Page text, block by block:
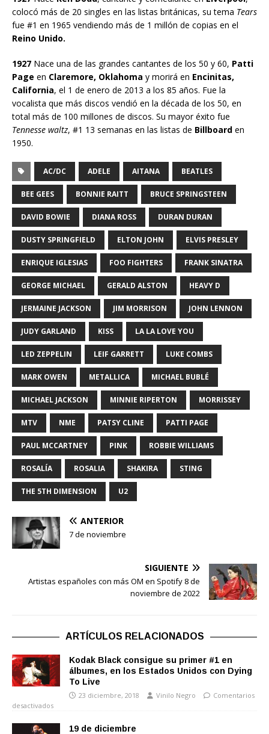
colocó más de 20 singles en las listas británicas, su tema Tears
fue #1 en 1965 vendiendo más de 1 millón de copias en el
Reino Unido.
1927 Nace una de las grandes cantantes de los 50 y 60, Patti
Page en Claremore, Oklahoma y morirá en Encinitas,
California, el 1 de enero de 2013 a los 85 años. Fue la
vocalista que más discos vendió en la década de los 50, en
total más de 100 millones de discos. Su mayor éxito fue
Tennesse waltz, #1 13 semanas en las listas de Billboard en
1950.
AC/DC ADELE AITANA BEATLES
BEE GEES BONNIE RAITT BRUCE SPRINGSTEEN
DAVID BOWIE DIANA ROSS DURAN DURAN
DUSTY SPRINGFIELD ELTON JOHN ELVIS PRESLEY
ENRIQUE IGLESIAS FOO FIGHTERS FRANK SINATRA
GEORGE MICHAEL GERALD ALSTON HEAVY D
JERMAINE JACKSON JIM MORRISON JOHN LENNON
JUDY GARLAND KISS LA LA LOVE YOU
LED ZEPPELIN LEIF GARRETT LUKE COMBS
MARK OWEN METALLICA MICHAEL BUBLÉ
MICHAEL JACKSON MINNIE RIPERTON MORRISSEY
MTV NME PATSY CLINE PATTI PAGE
PAUL MCCARTNEY PINK ROBBIE WILLIAMS
ROSALÍA ROSALIA SHAKIRA STING
THE 5TH DIMENSION U2
ANTERIOR
7 de noviembre
SIGUIENTE
Artistas españoles con más OM en Spotify 8 de
noviembre de 2022
ARTÍCULOS RELACIONADOS
Kodak Black consigue su primer #1 en
álbumes, en los Estados Unidos con Dying
To Live
23 diciembre, 2018 Vinilo Negro
Comentarios
desactivados
19 de diciembre